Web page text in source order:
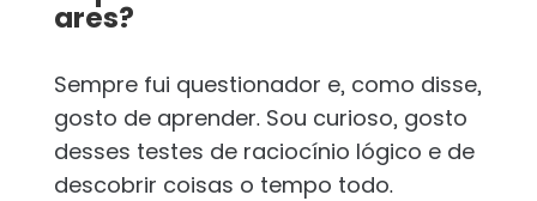
ares?
Sempre fui questionador e, como disse,
gosto de aprender. Sou curioso, gosto
desses testes de raciocínio lógico e de
descobrir coisas o tempo todo.